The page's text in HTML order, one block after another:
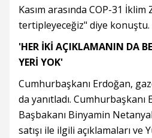
Kasım arasında COP-31
tertipleyeceğiz" diye konuştu.
'HER İKİ AÇIKLAMANIN DA
YERİ YOK'
Cumhurbaşkanı Erdoğan,
da yanıtladı. Cumhurbaşkanı
Başbakanı Binyamin
satışı ile ilgili açıklamaları ve